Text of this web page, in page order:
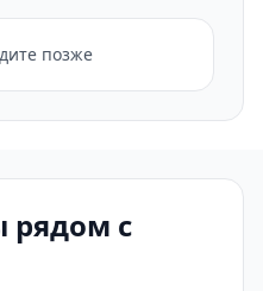
позже
с